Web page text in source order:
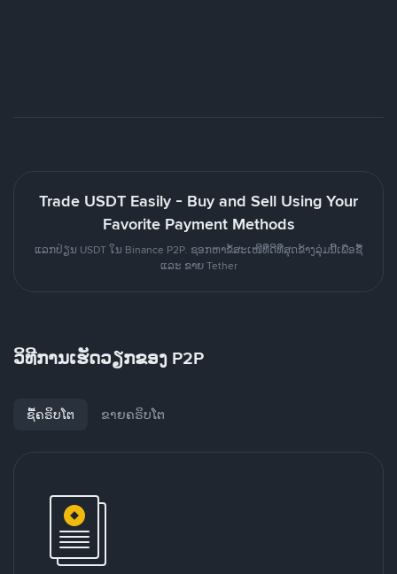
Trade USDT Easily - Buy and Sell Using Your
Favorite Payment Methods
ແລກປ່ຽນ USDT ໃນ Binance P2P. ຊອກຫາຂໍ້ສະເໜີທີ່ດີທີ່ສຸດຂ້າງລຸ່ມນີ້ເພື່ອຊື້
ແລະ ຂາຍ Tether
ວິທີການເຮັດວຽກຂອງ P2P
ຊື້ຄຣິບໂຕ ຂາຍຄຣິບໂຕ